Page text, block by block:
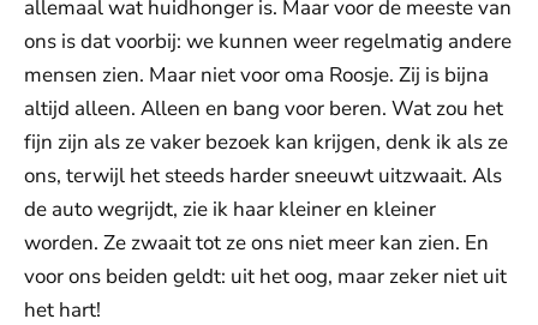
allemaal wat huidhonger is. Maar voor de meeste van
ons is dat voorbij: we kunnen weer regelmatig andere
mensen zien. Maar niet voor oma Roosje. Zij is bijna
altijd alleen. Alleen en bang voor beren. Wat zou het
fijn zijn als ze vaker bezoek kan krijgen, denk ik als ze
ons, terwijl het steeds harder sneeuwt uitzwaait. Als
de auto wegrijdt, zie ik haar kleiner en kleiner
worden. Ze zwaait tot ze ons niet meer kan zien. En
voor ons beiden geldt: uit het oog, maar zeker niet uit
het hart!